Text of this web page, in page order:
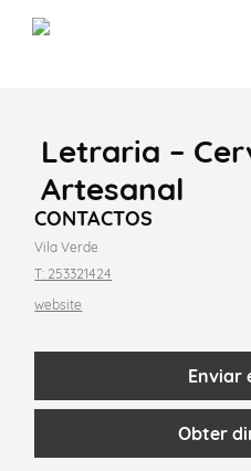
Termo de Pesquisa
Categorias gerais
Letraria –
Artesanal
CONTACTOS
Vila Verde
T: 253321424
website
Enviar
Obter